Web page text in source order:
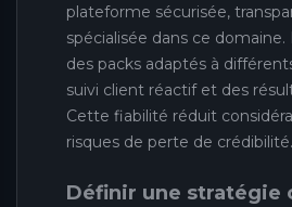
plateforme sécurisée,
spécialisée dans ce
des packs adaptés à
suivi client réactif et des
Cette fiabilité réduit
risques de perte de crédibilité.
Définir une stratégie